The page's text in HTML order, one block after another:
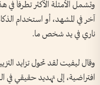
وتشمل الأمثلة الأكثر تطرفاً
آخر في المشهد، أو استخدام
ناري في يد شخص ما.
وقال ليفيت لقد تحول تزايد
افتراضية، إلى تهديد حقيقي